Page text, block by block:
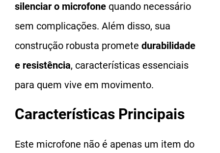
silenciar o microfone quando necessário
sem complicações. Além disso, sua
construção robusta promete durabilidade
e resistência, características essenciais
para quem vive em movimento.
Características Principais
Este microfone não é apenas um item do